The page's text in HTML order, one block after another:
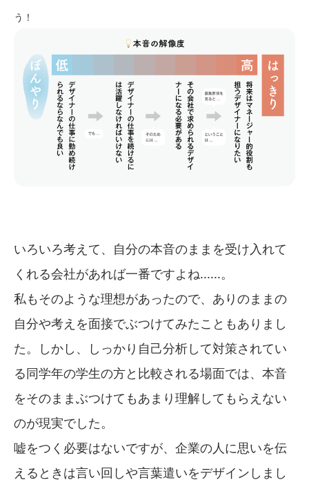
う！
いろいろ考えて、自分の本音のままを受け入れて
くれる会社があれば一番ですよね......。
私もそのような理想があったので、ありのままの
自分や考えを面接でぶつけてみたこともありまし
た。しかし、しっかり自己分析して対策されてい
る同学年の学生の方と比較される場面では、本音
をそのままぶつけてもあまり理解してもらえない
のが現実でした。
嘘をつく必要はないですが、企業の人に思いを伝
えるときは言い回しや言葉遣いをデザインしまし